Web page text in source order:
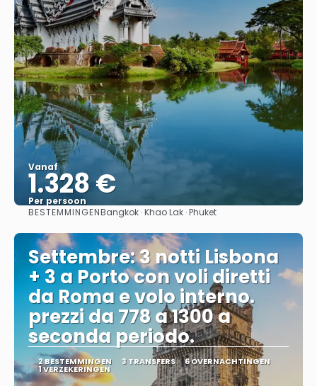
Vanaf
1.328 €
Per persoon
Bekijk
BESTEMMINGENBangkok · Khao Lak · Phuket
Settembre: 3 notti Lisbona
+ 3 a Porto con voli diretti
da Roma e volo interno.
prezzi da 778 a 1300 a
seconda periodo.
2 BESTEMMINGEN 3 TRANSFERS 6 OVERNACHTINGEN
1 VERZEKERINGEN